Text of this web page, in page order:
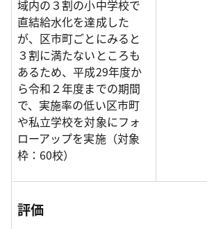
域内の３割の小中学校で
直結給水化を達成した
が、区市町ごとにみると
３割に満たないところも
あるため、平成29年度か
ら令和２年度までの期間
で、実施率の低い区市町
や私立学校を対象にフォ
ローアップを実施（対象
枠：60校）
評価